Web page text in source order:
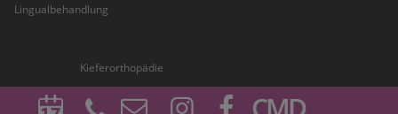
Lingualbehandlung
Kieferorthopädie